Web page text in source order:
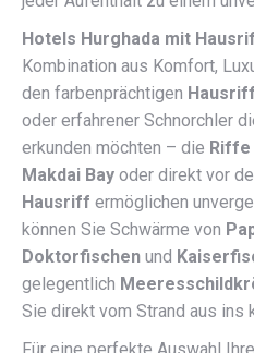
Hotels Hurghada mit
Kombination aus Komfort,
den farbenprächtigen
oder erfahrener Schnorchler
erkunden möchten – die Riffe
Makdai Bay oder direkt vor
Hausriff ermöglichen
können Sie Schwärme von
Doktorfischen und
gelegentlich
Sie direkt vom Strand aus ins